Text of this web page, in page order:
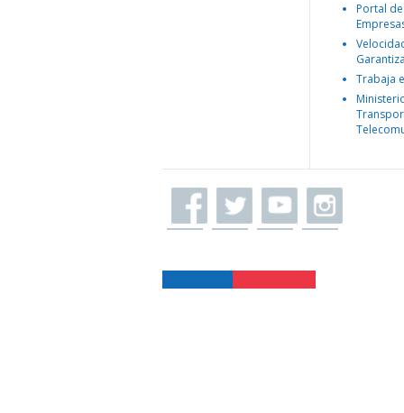
Portal
Trabaja